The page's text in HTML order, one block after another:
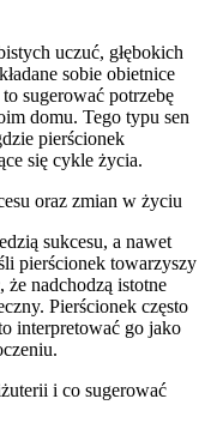
uczuć, głębokich
sobie obietnice
sugerować potrzebę
domu. Tego typu sen
pierścionek
się cykle życia.
oraz zmian w życiu
sukcesu, a nawet
pierścionek towarzyszy
nadchodzą istotne
Pierścionek często
interpretować go jako
i co sugerować